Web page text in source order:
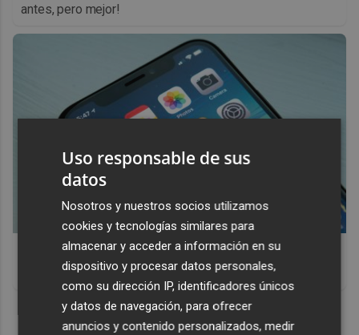
antes, pero mejor!
9 apps que valen oro
No son populares, pero sí extraordinariamente útiles
DISCOVER WITH
Uso responsable de sus
datos
Nosotros y nuestros socios utilizamos
cookies y tecnologías similares para
almacenar y acceder a información en su
dispositivo y procesar datos personales,
como su dirección IP, identificadores únicos
y datos de navegación, para ofrecer
anuncios y contenido personalizados, medir